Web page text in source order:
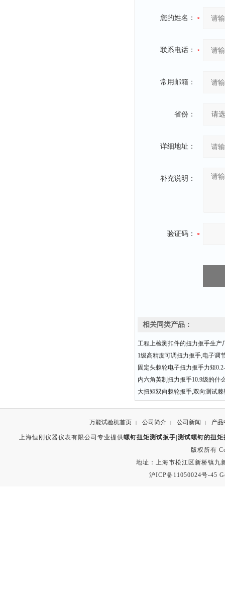
您的姓名：
联系电话：
常用邮箱：
省份：
详细地址：
补充说明：
验证码：
相关同类产品：
工程上检测扣件的扭力扳手生产
1级高精度可调扭力扳手,电子调
固定头棘轮电子扭力扳手力矩
内六角英制扭力扳手10.9级的什
大扭矩双向棘轮扳手,双向测试
万能试验机首页 | 公司简介 | 公司新闻 | 产品
上海恒刚仪器仪表有限公司专业提供螺钉扭矩测试扳手|测试螺钉的扭
版权所有
地址：上海市松江区新桥镇九
沪ICP备11050024号-45